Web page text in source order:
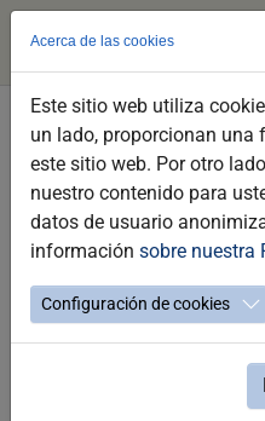
Skip
main
content
Asociación Alpina
_PUNTOS DE INTERÉS / NATURALEZA
NATURALEZA
A greatly respected
Acerca de las cookies
Este sitio web utiliza
un lado, proporcionan
este sitio web. Por otro
nuestro contenido para
datos de usuario
información sobre nuestra
Configuración de cookies